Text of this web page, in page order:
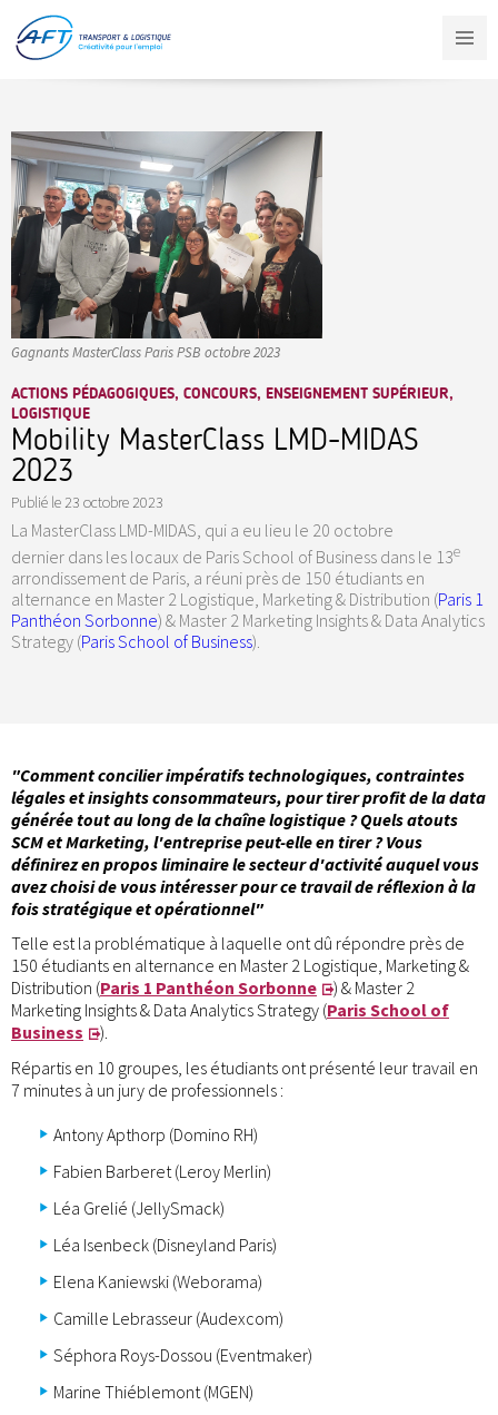
contenu
principal
Gagnants MasterClass Paris PSB octobre 2023
ACTIONS PÉDAGOGIQUES, CONCOURS, ENSEIGNEMENT SUPÉRIEUR,
LOGISTIQUE
Mobility MasterClass LMD-MIDAS
2023
Publié le 23 octobre 2023
La MasterClass LMD-MIDAS, qui a eu lieu le 20 octobre
dernier dans les locaux de Paris School of Business dans le 13e
arrondissement de Paris, a réuni près de 150 étudiants en
alternance en Master 2 Logistique, Marketing & Distribution (Paris 1
Panthéon Sorbonne) & Master 2 Marketing Insights & Data Analytics
Strategy (Paris School of Business).
"Comment concilier impératifs technologiques, contraintes
légales et insights consommateurs, pour tirer profit de la data
générée tout au long de la chaîne logistique ? Quels atouts
SCM et Marketing, l'entreprise peut-elle en tirer ? Vous
définirez en propos liminaire le secteur d'activité auquel vous
avez choisi de vous intéresser pour ce travail de réflexion à la
fois stratégique et opérationnel"
Telle est la problématique à laquelle ont dû répondre près de
150 étudiants en alternance en Master 2 Logistique, Marketing &
Distribution (Paris 1 Panthéon Sorbonne
) & Master 2
Marketing Insights & Data Analytics Strategy (Paris School of
Business
).
Répartis en 10 groupes, les étudiants ont présenté leur travail en
7 minutes à un jury de professionnels :
Antony Apthorp (Domino RH)
Fabien Barberet (Leroy Merlin)
Léa Grelié (JellySmack)
Léa Isenbeck (Disneyland Paris)
Elena Kaniewski (Weborama)
Camille Lebrasseur (Audexcom)
Séphora Roys-Dossou (Eventmaker)
Marine Thiéblemont (MGEN)